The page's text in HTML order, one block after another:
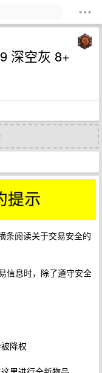
深空灰 8+
条阅读关于交易安全的
信息时，除了遵守安全
降权